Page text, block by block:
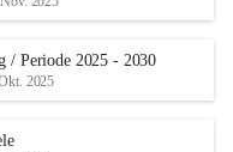
/ Periode 2025 - 2030
2025